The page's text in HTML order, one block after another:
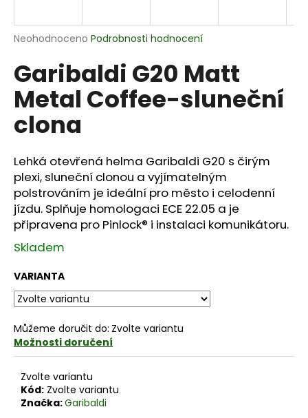
Průměrné
produktu
je
0,0
5
hvězdiček.
Neohodnoceno Podrobnosti hodnocení
Garibaldi G20 Matt
Metal Coffee-sluneční
clona
Lehká otevřená helma Garibaldi G20 s čirým
plexi, sluneční clonou a vyjímatelným
polstrováním je ideální pro město i celodenní
jízdu. Splňuje homologaci ECE 22.05 a je
připravena pro Pinlock® i instalaci komunikátoru.
Skladem
VARIANTA
Můžeme doručit do: Zvolte variantu
Možnosti doručení
Zvolte variantu
Kód: Zvolte variantu
Značka:Garibaldi
R
j
t
?
HLEDAT
D
o
p
r
u
č
u
j
e
m
e